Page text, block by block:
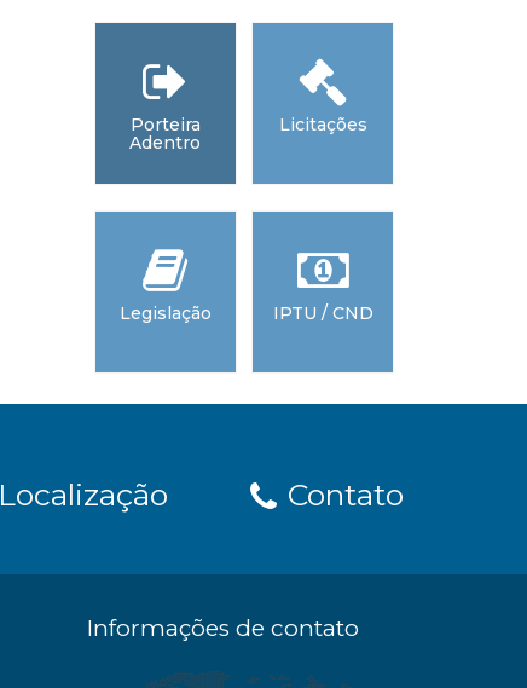
Porteira
Adentro
Licitações
Legislação IPTU / CND
Localização Contato
Informações de contato